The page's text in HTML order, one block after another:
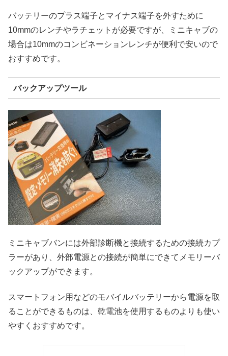
バッテリーのプラス端子とマイナス端子を外すために
10mmのレンチやラチェットが必要ですが、ミニキャブの
場合は10mmのコンビネーションレンチが便利で安いので
おすすめです。
バックアップツール
ミニキャブバンには外部診断機と接続するための接続カプ
ラーがあり、外部電源との接続が簡単にできてメモリーバ
ックアップができます。
スマートフォン用などのモバイルバッテリーから電源を取
ることができるものは、乾電池を使用するものよりも使い
やすくおすすめです。